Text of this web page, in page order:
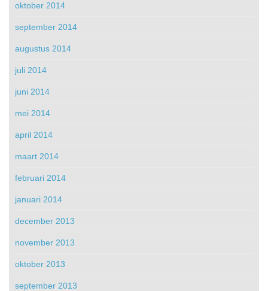
oktober 2014
september 2014
augustus 2014
juli 2014
juni 2014
mei 2014
april 2014
maart 2014
februari 2014
januari 2014
december 2013
november 2013
oktober 2013
september 2013